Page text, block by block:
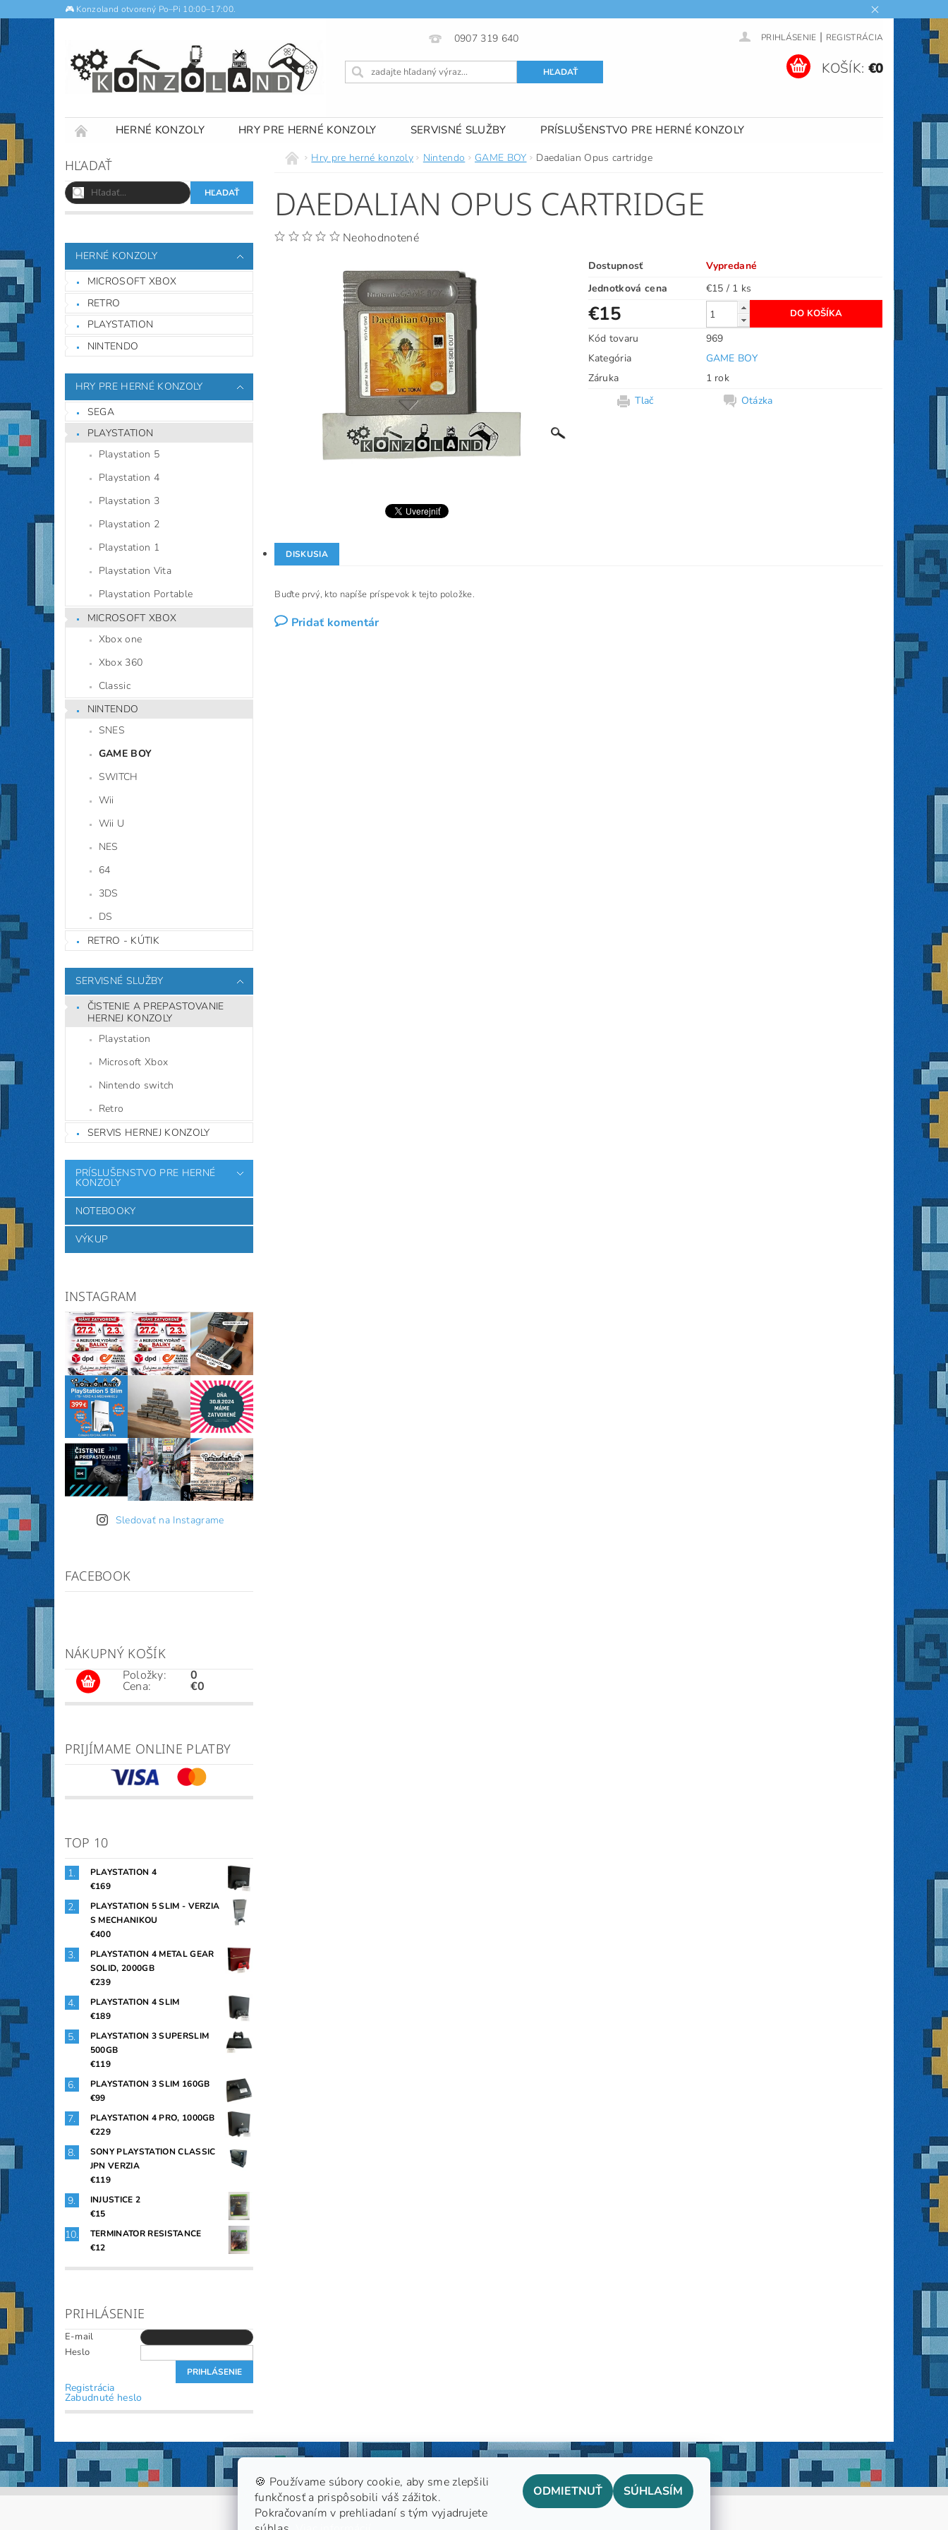
🎮 Konzoland otvorený Po–Pi 10:00–17:00.
0907 319 640 PRIHLÁSENIE | REGISTRÁCIA
KOŠÍK: €0
HERNÉ KONZOLY HRY PRE HERNÉ KONZOLY SERVISNÉ SLUŽBY
PRÍSLUŠENSTVO PRE HERNÉ KONZOLY
NOTEBOOKY
OBCHODNÉ PODMIENKY KONTAKTY
HĽADAŤ
HERNÉ KONZOLY
MICROSOFT XBOX
RETRO
PLAYSTATION
NINTENDO
HRY PRE HERNÉ KONZOLY
SEGA
PLAYSTATION
Playstation 5
Playstation 4
Playstation 3
Playstation 2
Playstation 1
Playstation Vita
Playstation Portable
MICROSOFT XBOX
Xbox one
Xbox 360
Classic
NINTENDO
SNES
GAME BOY
SWITCH
Wii
Wii U
NES
64
3DS
DS
RETRO - KÚTIK
SERVISNÉ SLUŽBY
ČISTENIE A PREPASTOVANIE
HERNEJ KONZOLY
Playstation
Microsoft Xbox
Nintendo switch
Retro
SERVIS HERNEJ KONZOLY
PRÍSLUŠENSTVO PRE HERNÉ
KONZOLY
NOTEBOOKY
VÝKUP
INSTAGRAM
Sledovať na Instagrame
FACEBOOK
NÁKUPNÝ KOŠÍK
Položky:
Cena:
0
€0
PRIJÍMAME ONLINE PLATBY
TOP 10
PLAYSTATION 4
€169
PLAYSTATION 5 SLIM - VERZIA
S MECHANIKOU
€400
PLAYSTATION 4 METAL GEAR
SOLID, 2000GB
€239
PLAYSTATION 4 SLIM
€189
PLAYSTATION 3 SUPERSLIM
500GB
€119
PLAYSTATION 3 SLIM 160GB
€99
PLAYSTATION 4 PRO, 1000GB
€229
SONY PLAYSTATION CLASSIC
JPN VERZIA
€119
INJUSTICE 2
€15
TERMINATOR RESISTANCE
€12
PRIHLÁSENIE
E-mail
Heslo
Registrácia
Zabudnuté heslo
Hry pre herné konzoly Nintendo GAME BOY Daedalian Opus cartridge
DAEDALIAN OPUS CARTRIDGE
Neohodnotené
Dostupnosť
Vypredané
Jednotková cena
€15 / 1 ks
€15
Kód tovaru
969
Kategória
GAME BOY
Záruka
1 rok
Tlač
Otázka
DISKUSIA
Buďte prvý, kto napíše príspevok k tejto položke.
Pridať komentár
GDPR
🍪 Používame súbory cookie, aby sme zlepšili
funkčnosť a prispôsobili váš zážitok.
Pokračovaním v prehliadaní s tým vyjadrujete
ODMIETNUŤ SÚHLASÍM